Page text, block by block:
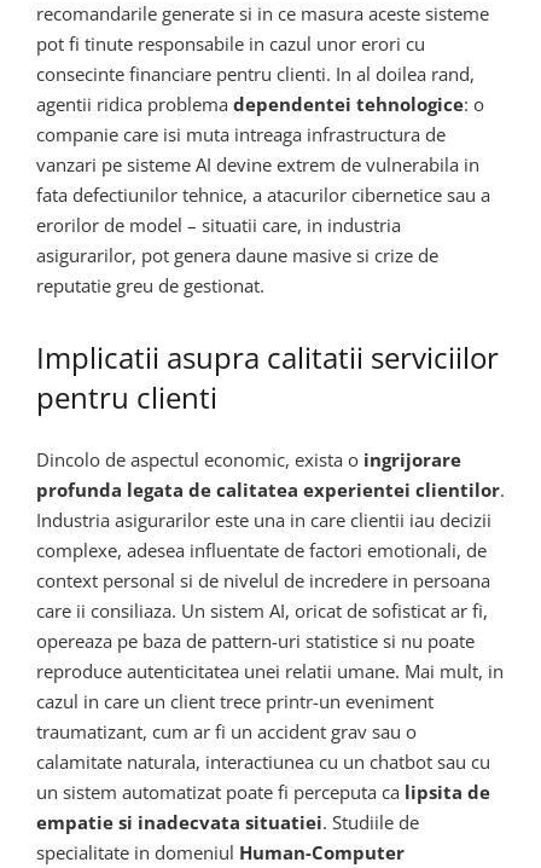
recomandarile generate si in ce masura aceste sisteme
pot fi tinute responsabile in cazul unor erori cu
consecinte financiare pentru clienti. In al doilea rand,
agentii ridica problema dependentei tehnologice: o
companie care isi muta intreaga infrastructura de
vanzari pe sisteme AI devine extrem de vulnerabila in
fata defectiunilor tehnice, a atacurilor cibernetice sau a
erorilor de model – situatii care, in industria
asigurarilor, pot genera daune masive si crize de
reputatie greu de gestionat.
Implicatii asupra calitatii serviciilor
pentru clienti
Dincolo de aspectul economic, exista o ingrijorare
profunda legata de calitatea experientei clientilor.
Industria asigurarilor este una in care clientii iau decizii
complexe, adesea influentate de factori emotionali, de
context personal si de nivelul de incredere in persoana
care ii consiliaza. Un sistem AI, oricat de sofisticat ar fi,
opereaza pe baza de pattern-uri statistice si nu poate
reproduce autenticitatea unei relatii umane. Mai mult, in
cazul in care un client trece printr-un eveniment
traumatizant, cum ar fi un accident grav sau o
calamitate naturala, interactiunea cu un chatbot sau cu
un sistem automatizat poate fi perceputa ca lipsita de
empatie si inadecvata situatiei. Studiile de
specialitate in domeniul Human-Computer